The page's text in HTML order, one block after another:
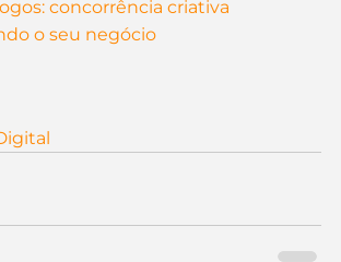
concorrência criativa
o seu negócio